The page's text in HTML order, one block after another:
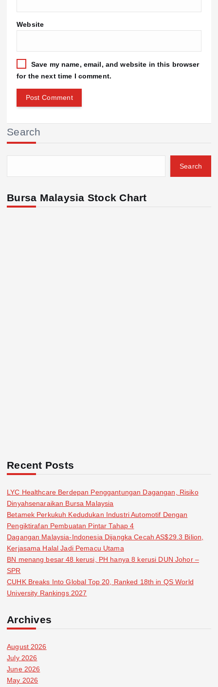
Website
Save my name, email, and website in this browser
for the next time I comment.
Search
Search
Bursa Malaysia Stock Chart
Recent Posts
LYC Healthcare Berdepan Penggantungan Dagangan, Risiko
Dinyahsenaraikan Bursa Malaysia
Betamek Perkukuh Kedudukan Industri Automotif Dengan
Pengiktirafan Pembuatan Pintar Tahap 4
Dagangan Malaysia-Indonesia Dijangka Cecah AS$29.3 Bilion,
Kerjasama Halal Jadi Pemacu Utama
BN menang besar 48 kerusi, PH hanya 8 kerusi DUN Johor –
SPR
CUHK Breaks Into Global Top 20, Ranked 18th in QS World
University Rankings 2027
Archives
August 2026
July 2026
June 2026
May 2026